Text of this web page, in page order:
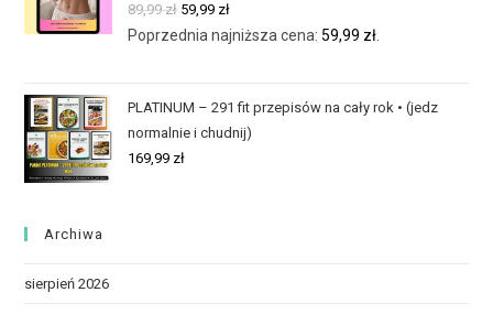
89,99zł 59,99 zł
Poprzednia najniższa cena:59,99 zł
PLATINUM – 291 fit przepisów na cały rok • (jedz
normalnie i chudnij)
169,99 zł
Archiwa
sierpień 2026